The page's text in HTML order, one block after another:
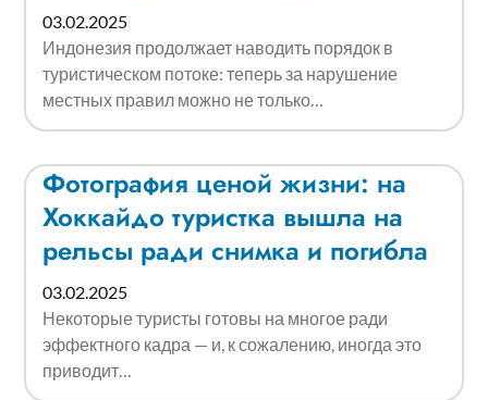
03.02.2025
Индонезия продолжает наводить порядок в
туристическом потоке: теперь за нарушение
местных правил можно не только…
Фотография ценой жизни: на
Хоккайдо туристка вышла на
рельсы ради снимка и погибла
03.02.2025
Некоторые туристы готовы на многое ради
эффектного кадра — и, к сожалению, иногда это
приводит…